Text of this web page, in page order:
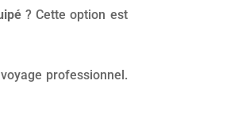
? Cette option est
professionnel.